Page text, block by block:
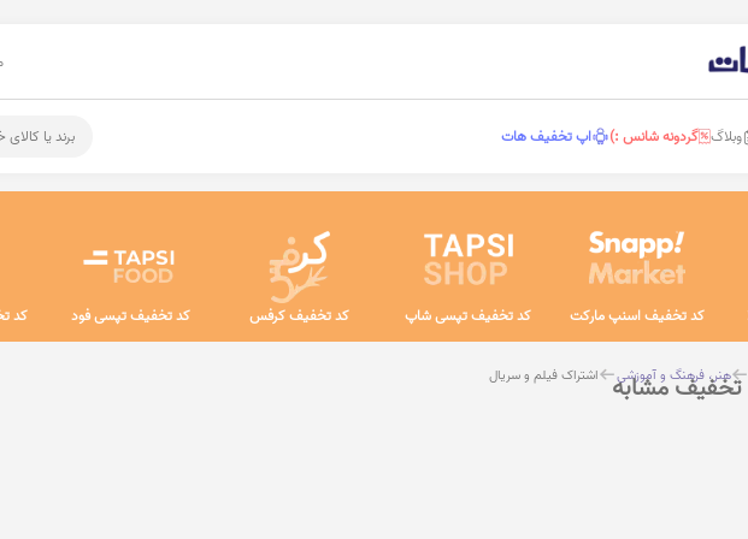
وبلاگ گردونه شانس :) اپ تخفیف هات برند یا
کد تخفیف اسنپ مارکت کد تخفیف تپسی شاپ کد تخفیف کرفس کد تخفیف تپسی فود کد
هنر، فرهنگ و آموزشی اشتراک فیلم و سریال تخفیف مشابه